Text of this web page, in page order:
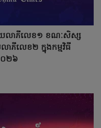
យលាភីលេខ១ ខណៈសិស្ស
ភីលេខ២ ក្នុងកម្មវិធី
០២៦